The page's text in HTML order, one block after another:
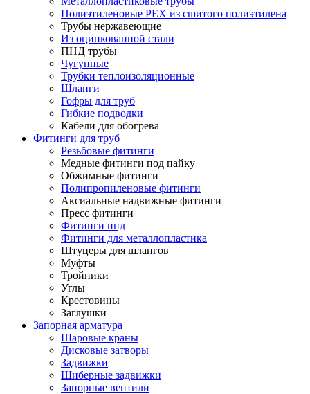
Полиэтиленовые PEX из сшитого полиэтилена
Трубы нержавеющие
Из оцинкованной стали
ПНД трубы
Чугунные
Трубки теплоизоляционные
Шланги
Гофры для труб
Гибкие подводки
Кабели для обогрева
Фитинги для труб
Резьбовые фитинги
Медные фитинги под пайку
Обжимные фитинги
Полипропиленовые фитинги
Аксиальные надвижные фитинги
Пресс фитинги
Фитинги пнд
Фитинги для металлопластика
Штуцеры для шлангов
Муфты
Тройники
Углы
Крестовины
Заглушки
Запорная арматура
Шаровые краны
Дисковые затворы
Задвижки
Шиберные задвижки
Запорные вентили